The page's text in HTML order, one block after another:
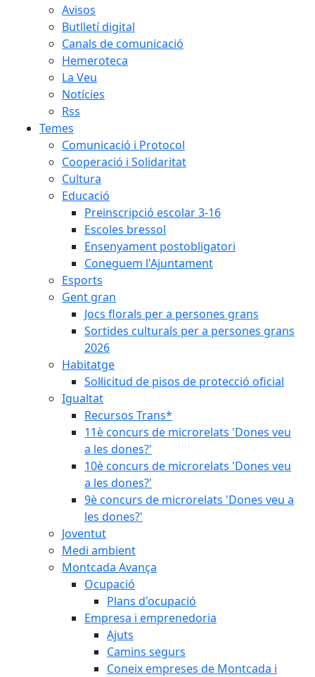
Avisos
Butlletí digital
Canals de comunicació
Hemeroteca
La Veu
Notícies
Rss
Temes
Comunicació i Protocol
Cooperació i Solidaritat
Cultura
Educació
Preinscripció escolar 3-16
Escoles bressol
Ensenyament postobligatori
Coneguem l'Ajuntament
Esports
Gent gran
Jocs florals per a persones grans
Sortides culturals per a persones grans
2026
Habitatge
Sol·licitud de pisos de protecció oficial
Igualtat
Recursos Trans*
11è concurs de microrelats 'Dones veu
a les dones?'
10è concurs de microrelats 'Dones veu
a les dones?'
9è concurs de microrelats 'Dones veu a
les dones?'
Joventut
Medi ambient
Montcada Avança
Ocupació
Plans d'ocupació
Empresa i emprenedoria
Ajuts
Camins segurs
Coneix empreses de Montcada i